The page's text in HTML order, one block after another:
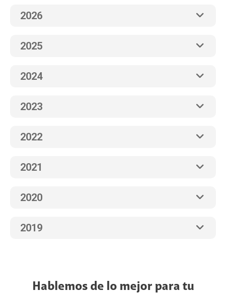
2026
2025
2024
2023
2022
2021
2020
2019
Hablemos de lo mejor para tu